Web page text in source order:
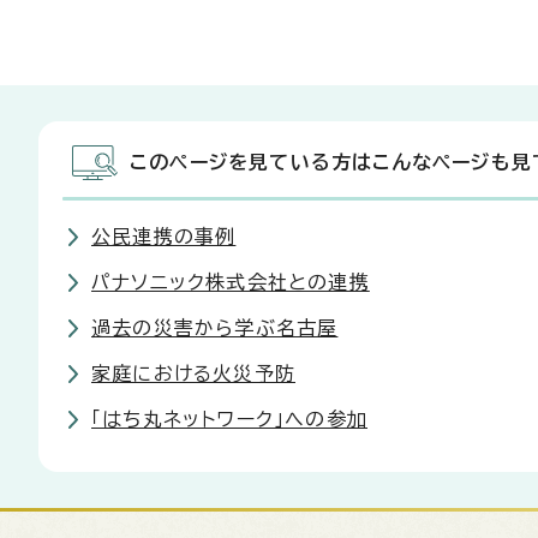
このページを見ている方はこんなページも見
公民連携の事例
パナソニック株式会社との連携
過去の災害から学ぶ名古屋
家庭における火災予防
「はち丸ネットワーク」への参加